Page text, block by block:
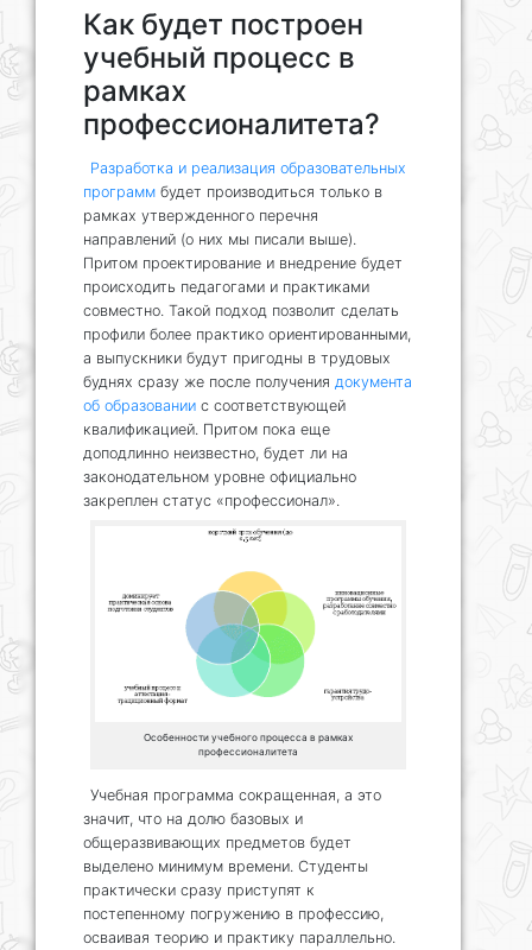
Как будет построен
учебный процесс в
рамках
профессионалитета?
Разработка и реализация образовательных
программ будет производиться только в
рамках утвержденного перечня
направлений (о них мы писали выше).
Притом проектирование и внедрение будет
происходить педагогами и практиками
совместно. Такой подход позволит сделать
профили более практико ориентированными,
а выпускники будут пригодны в трудовых
буднях сразу же после получения документа
об образовании с соответствующей
квалификацией. Притом пока еще
доподлинно неизвестно, будет ли на
законодательном уровне официально
закреплен статус «профессионал».
Особенности учебного процесса в рамках
профессионалитета
Учебная программа сокращенная, а это
значит, что на долю базовых и
общеразвивающих предметов будет
выделено минимум времени. Студенты
практически сразу приступят к
постепенному погружению в профессию,
осваивая теорию и практику параллельно.